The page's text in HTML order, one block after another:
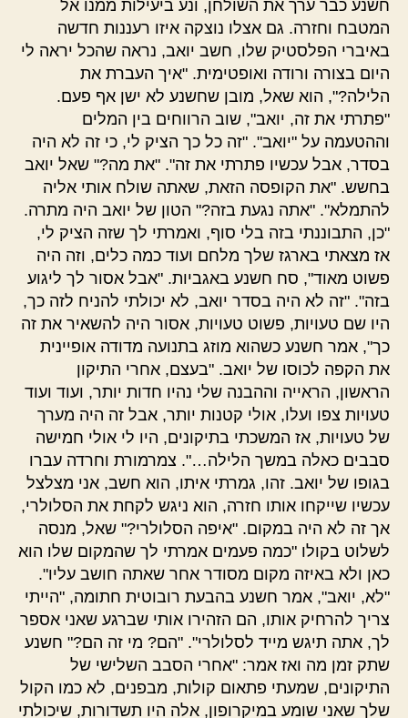
חשנע כבר ערך את השולחן, ונע ביעילות ממנו אל
המטבח וחזרה. גם אצלו נוצקה איזו רעננות חדשה
באיברי הפלסטיק שלו, חשב יואב, נראה שהכל יראה לי
היום בצורה ורודה ואופטימית. "איך העברת את
הלילה?", הוא שאל, מובן שחשנע לא ישן אף פעם.
"פתרתי את זה, יואב", שוב הרווחים בין המלים
וההטעמה על "יואב". "זה כל כך הציק לי, כי זה לא היה
בסדר, אבל עכשיו פתרתי את זה". "את מה?" שאל יואב
בחשש. "את הקופסה הזאת, שאתה שולח אותי אליה
להתמלא". "אתה נגעת בזה?" הטון של יואב היה מתרה.
"כן, התבוננתי בזה בלי סוף, ואמרתי לך שזה הציק לי,
אז מצאתי בארגז שלך מלחם ועוד כמה כלים, וזה היה
פשוט מאוד", סח חשנע באגביות. "אבל אסור לך ליגוע
בזה". "זה לא היה בסדר יואב, לא יכולתי להניח לזה כך,
היו שם טעויות, פשוט טעויות, אסור היה להשאיר את זה
כך", אמר חשנע כשהוא מוזג בתנועה מדודה אופיינית
את הקפה לכוסו של יואב. "בעצם, אחרי התיקון
הראשון, הראייה וההבנה שלי נהיו חדות יותר, ועוד ועוד
טעויות צפו ועלו, אולי קטנות יותר, אבל זה היה מערך
של טעויות, אז המשכתי בתיקונים, היו לי אולי חמישה
סבבים כאלה במשך הלילה…". צמרמורת וחרדה עברו
בגופו של יואב. זהו, גמרתי איתו, הוא חשב, אני מצלצל
עכשיו שייקחו אותו חזרה, הוא ניגש לקחת את הסלולרי,
אך זה לא היה במקום. "איפה הסלולרי?" שאל, מנסה
לשלוט בקולו "כמה פעמים אמרתי לך שהמקום שלו הוא
כאן ולא באיזה מקום מסודר אחר שאתה חושב עליו".
"לא, יואב", אמר חשנע בהבעת רובוטית חתומה, "הייתי
צריך להרחיק אותו, הם הזהירו אותי שברגע שאני אספר
לך, אתה תיגש מייד לסלולרי". "הם? מי זה הם?" חשנע
שתק זמן מה ואז אמר: "אחרי הסבב השלישי של
התיקונים, שמעתי פתאום קולות, מבפנים, לא כמו הקול
שלך שאני שומע במיקרופון, אלה היו תשדורות, שיכולתי